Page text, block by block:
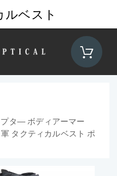
タ― ボディアーマー
タクティカルベスト ポ
ベスト